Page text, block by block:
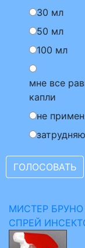
30 мл
50 мл
100 мл
мне все
капли
не
МИСТЕР
СПРЕЙ